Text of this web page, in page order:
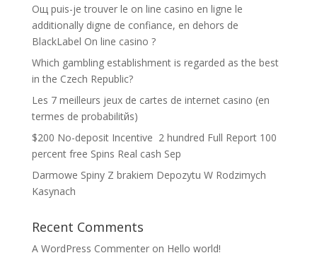
Oщ puis-je trouver le on line casino en ligne le
additionally digne de confiance, en dehors de
BlackLabel On line casino ?
Which gambling establishment is regarded as the best
in the Czech Republic?
Les 7 meilleurs jeux de cartes de internet casino (en
termes de probabilitйs)
$200 No-deposit Incentive ️ 2 hundred Full Report 100
percent free Spins Real cash Sep
Darmowe Spiny Z brakiem Depozytu W Rodzimych
Kasynach
Recent Comments
A WordPress Commenteron Hello world!